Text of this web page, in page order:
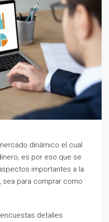
dinámico el cual
es por eso que se
importantes a la
sea para comprar como
detalles